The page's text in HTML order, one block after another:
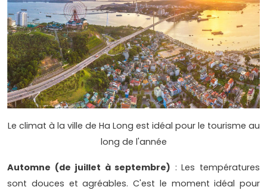
Le climat à la ville de Ha Long est idéal pour le tourisme au
long de l'année
Automne (de juillet à septembre) : Les températures
sont douces et agréables. C'est le moment idéal pour